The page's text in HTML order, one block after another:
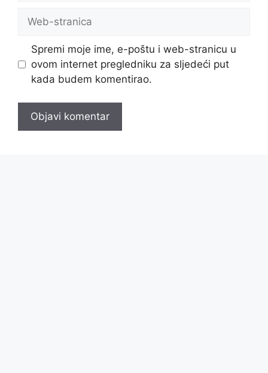
Web-
Spremi moje ime, e-poštu i web-stranicu u
ovom internet pregledniku za sljedeći put
kada budem komentirao.